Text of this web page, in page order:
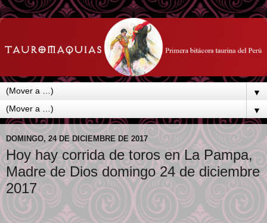
▼
▼
DOMINGO, 24 DE DICIEMBRE DE 2017
Hoy hay corrida de toros en La Pampa,
Madre de Dios domingo 24 de diciembre
2017